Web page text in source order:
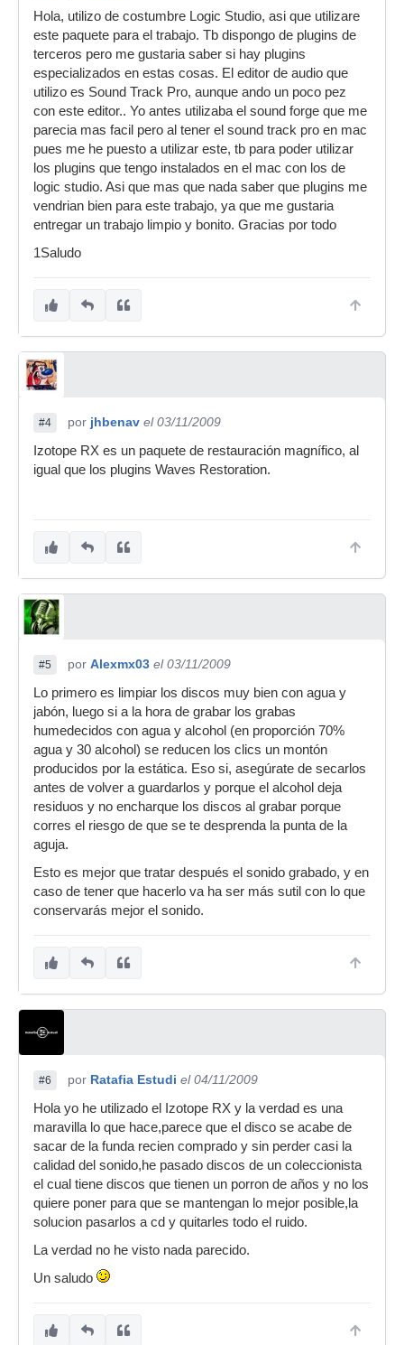
Hola, utilizo de costumbre Logic Studio, asi que utilizare
este paquete para el trabajo. Tb dispongo de plugins de
terceros pero me gustaria saber si hay plugins
especializados en estas cosas. El editor de audio que
utilizo es Sound Track Pro, aunque ando un poco pez
con este editor.. Yo antes utilizaba el sound forge que me
parecia mas facil pero al tener el sound track pro en mac
pues me he puesto a utilizar este, tb para poder utilizar
los plugins que tengo instalados en el mac con los de
logic studio. Asi que mas que nada saber que plugins me
vendrian bien para este trabajo, ya que me gustaria
entregar un trabajo limpio y bonito. Gracias por todo
1Saludo
#4 por jhbenav el 03/11/2009
Izotope RX es un paquete de restauración magnífico, al
igual que los plugins Waves Restoration.
#5 por Alexmx03 el 03/11/2009
Lo primero es limpiar los discos muy bien con agua y
jabón, luego si a la hora de grabar los grabas
humedecidos con agua y alcohol (en proporción 70%
agua y 30 alcohol) se reducen los clics un montón
producidos por la estática. Eso si, asegúrate de secarlos
antes de volver a guardarlos y porque el alcohol deja
residuos y no encharque los discos al grabar porque
corres el riesgo de que se te desprenda la punta de la
aguja.
Esto es mejor que tratar después el sonido grabado, y en
caso de tener que hacerlo va ha ser más sutil con lo que
conservarás mejor el sonido.
#6 por Ratafia Estudi el 04/11/2009
Hola yo he utilizado el Izotope RX y la verdad es una
maravilla lo que hace,parece que el disco se acabe de
sacar de la funda recien comprado y sin perder casi la
calidad del sonido,he pasado discos de un coleccionista
el cual tiene discos que tienen un porron de años y no los
quiere poner para que se mantengan lo mejor posible,la
solucion pasarlos a cd y quitarles todo el ruido.
La verdad no he visto nada parecido.
Un saludo